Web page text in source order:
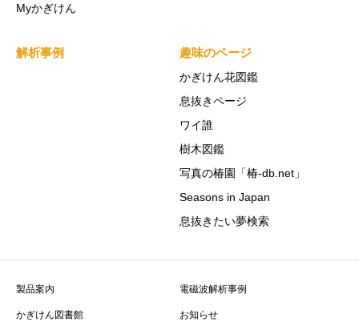
Myかぎけん
解析事例 趣味のページ
かぎけん花図鑑
息抜きページ
ワイ誰
樹木図鑑
写真の椿園「椿-db.net」
Seasons in Japan
息抜きたい夢検索
製品案内 電磁波解析事例
かぎけん図書館 お知らせ